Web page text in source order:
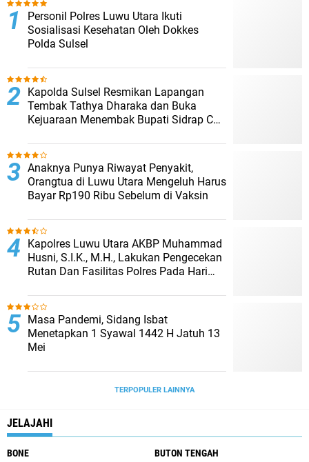
Personil Polres Luwu Utara Ikuti
Sosialisasi Kesehatan Oleh Dokkes
Polda Sulsel
Kapolda Sulsel Resmikan Lapangan
Tembak Tathya Dharaka dan Buka
Kejuaraan Menembak Bupati Sidrap Cup
Anaknya Punya Riwayat Penyakit,
Orangtua di Luwu Utara Mengeluh Harus
Bayar Rp190 Ribu Sebelum di Vaksin
Kapolres Luwu Utara AKBP Muhammad
Husni, S.I.K., M.H., Lakukan Pengecekan
Rutan Dan Fasilitas Polres Pada Hari
Masa Pandemi, Sidang Isbat
Menetapkan 1 Syawal 1442 H Jatuh 13
Mei
TERPOPULER LAINNYA
JELAJAHI
BONE BUTON TENGAH